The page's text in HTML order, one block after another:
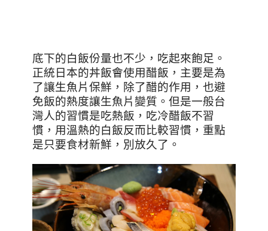
底下的白飯份量也不少，吃起來飽足。
正統日本的丼飯會使用醋飯，主要是為
了讓生魚片保鮮，除了醋的作用，也避
免飯的熱度讓生魚片變質。但是一般台
灣人的習慣是吃熱飯，吃冷醋飯不習
慣，用溫熱的白飯反而比較習慣，重點
是只要食材新鮮，別放久了。